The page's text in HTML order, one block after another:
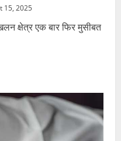
15, 2025
क्षेत्र एक बार फिर मुसीबत